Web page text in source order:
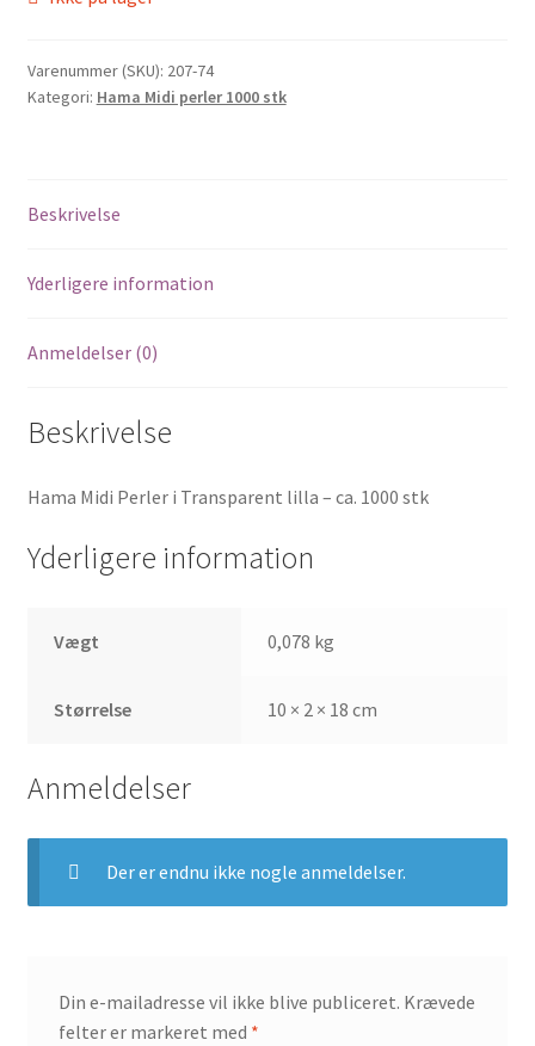
was:
Varenummer (SKU): 207-74
Kategori: Hama Midi perler 1000 stk
Beskrivelse
Yderligere information
Anmeldelser (0)
Beskrivelse
Hama Midi Perler i Transparent lilla – ca. 1000 stk
Yderligere information
Vægt 0,078 kg
Størrelse 10 × 2 × 18 cm
Anmeldelser
Der er endnu ikke nogle anmeldelser.
Din e-mailadresse vil ikke blive publiceret. Krævede
felter er markeret med *